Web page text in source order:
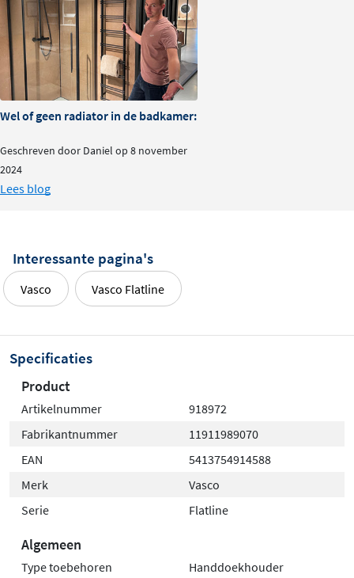
Wel of geen radiator in de badkamer: is het nodig?
Geschreven door Daniel op 8 november
2024
Lees blog
Interessante pagina's
Vasco Vasco Flatline
Specificaties
Product
Artikelnummer
918972
Fabrikantnummer
11911989070
EAN
5413754914588
Merk
Vasco
Serie
Flatline
Algemeen
Type toebehoren Handdoekhouder